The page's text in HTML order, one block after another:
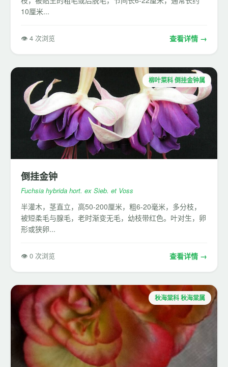
10厘米...
👁 4 次浏览 查看详情 →
柳叶菜科 倒挂金钟属
倒挂金钟
Fuchsia hybrida hort. ex Sieb. et Voss
半灌木，茎直立，高50-200厘米，粗6-20毫米，多分枝，
被短柔毛与腺毛，老时渐变无毛，幼枝带红色。叶对生，卵
形或狭卵...
👁 0 次浏览 查看详情 →
秋海棠科 秋海棠属